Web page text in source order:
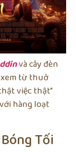
và cây đèn
từ thuở
việc thật”
hàng loạt
Tối